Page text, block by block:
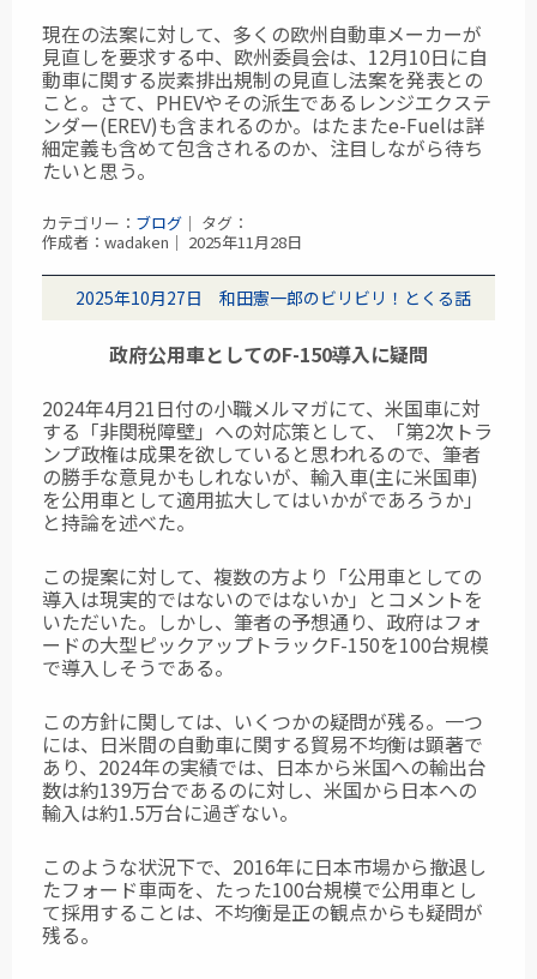
現在の法案に対して、多くの欧州自動車メーカーが
見直しを要求する中、欧州委員会は、 12月10日に自
動車に関する炭素排出規制の見直し法案を発表との
こと。さて、PHEVやその派生であるレンジエクステ
ンダー(EREV)も含まれるのか。はたまたe-Fuelは詳
細定義も含めて包含されるのか、注目しながら待ち
たいと思う。
カテゴリー： ブログ ｜ タグ：
作成者：wadaken｜ 2025年11月28日
2025年10月27日 和田憲一郎のビリビリ！とくる話
政府公用車としてのF-150導入に疑問
2024年4月21日付の小職メルマガにて、米国車に対
する「非関税障壁」への対応策として、「第2次トラ
ンプ政権は成果を欲していると思われるので、筆者
の勝手な意見かもしれないが、輸入車(主に米国車)
を公用車として適用拡大してはいかがであろうか」
と持論を述べた。
この提案に対して、複数の方より「公用車としての
導入は現実的ではないのではないか」とコメントを
いただいた。しかし、筆者の予想通り、政府はフォ
ードの大型ピックアップトラックF-150を100台規模
で導入しそうである。
この方針に関しては、いくつかの疑問が残る。一つ
には、日米間の自動車に関する貿易不均衡は顕著で
あり、2024年の実績では、日本から米国への輸出台
数は約139万台であるのに対し、米国から日本への
輸入は約1.5万台に過ぎない。
このような状況下で、2016年に日本市場から撤退し
たフォード車両を、たった100台規模で公用車とし
て採用することは、不均衡是正の観点からも疑問が
残る。